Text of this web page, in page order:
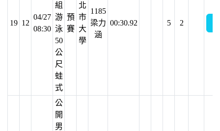
19 12
04/27
08:30
組
游
泳
50
公
尺
蛙
式
預
賽
北
市
大
學
1185
梁力
涵
00:30.92 5 2
公
開
男